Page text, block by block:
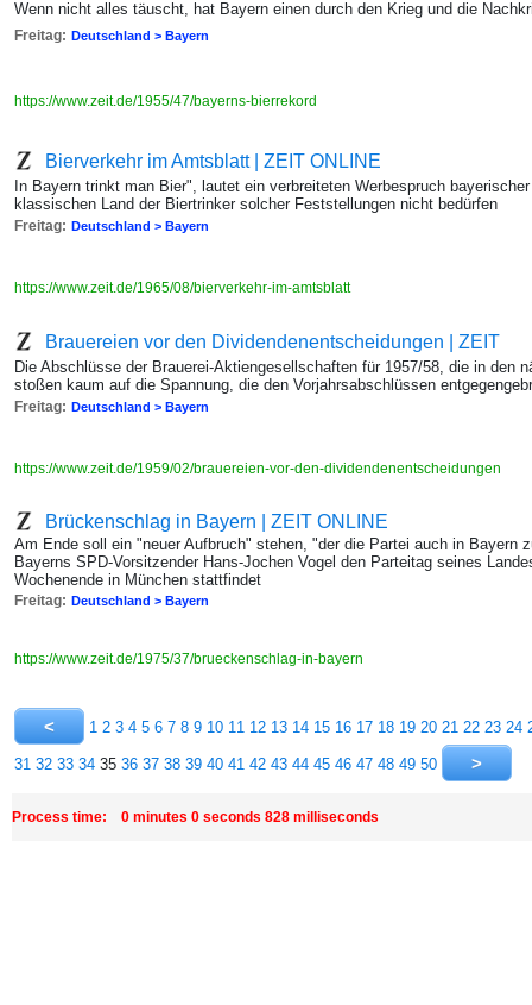
Wenn nicht alles täuscht, hat Bayern einen durch den Krieg und die
Freitag: Deutschland > Bayern
https://www.zeit.de/1955/47/bayerns-bierrekord
Bierverkehr im Amtsblatt | ZEIT ONLINE
In Bayern trinkt man Bier", lautet ein verbreiteten Werbespruch
klassischen Land der Biertrinker solcher Feststellungen nicht bedürfen
Freitag: Deutschland > Bayern
https://www.zeit.de/1965/08/bierverkehr-im-amtsblatt
Brauereien vor den Dividendenentscheidungen | ZEIT
Die Abschlüsse der Brauerei-Aktiengesellschaften für 1957/58, die in den
stoßen kaum auf die Spannung, die den Vorjahrsabschlüssen
Freitag: Deutschland > Bayern
https://www.zeit.de/1959/02/brauereien-vor-den-dividendenentscheidungen
Brückenschlag in Bayern | ZEIT ONLINE
Am Ende soll ein "neuer Aufbruch" stehen, "der die Partei auch in Bayern
Bayerns SPD-Vorsitzender Hans-Jochen Vogel den Parteitag seines
Wochenende in München stattfindet
Freitag: Deutschland > Bayern
https://www.zeit.de/1975/37/brueckenschlag-in-bayern
1 2 3 4 5 6 7 8 9 10 11 12 13 14 15 16 17 18 19 20 21 22 23 24
31 32 33 34 35 36 37 38 39 40 41 42 43 44 45 46 47 48 49 50
Process time: 0 minutes 0 seconds 828 milliseconds